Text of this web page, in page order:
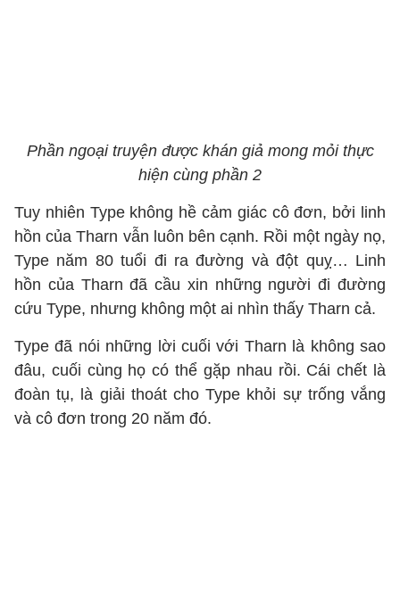
Phần ngoại truyện được khán giả mong mỏi thực
hiện cùng phần 2
Tuy nhiên Type không hề cảm giác cô đơn, bởi linh
hồn của Tharn vẫn luôn bên cạnh. Rồi một ngày nọ,
Type năm 80 tuổi đi ra đường và đột quỵ… Linh
hồn của Tharn đã cầu xin những người đi đường
cứu Type, nhưng không một ai nhìn thấy Tharn cả.
Type đã nói những lời cuối với Tharn là không sao
đâu, cuối cùng họ có thể gặp nhau rồi. Cái chết là
đoàn tụ, là giải thoát cho Type khỏi sự trống vắng
và cô đơn trong 20 năm đó.